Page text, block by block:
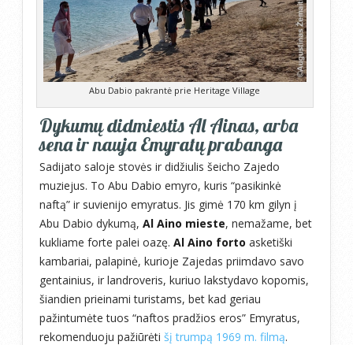
Abu Dabio pakrantė prie Heritage Village
Dykumų didmiestis Al Ainas, arba
sena ir nauja Emyratų prabanga
Sadijato saloje stovės ir didžiulis šeicho Zajedo
muziejus. To Abu Dabio emyro, kuris “pasikinkė
naftą” ir suvienijo emyratus. Jis gimė 170 km gilyn į
Abu Dabio dykumą, Al Aino mieste, nemažame, bet
kukliame forte palei oazę. Al Aino forto asketiški
kambariai, palapinė, kurioje Zajedas priimdavo savo
gentainius, ir landroveris, kuriuo lakstydavo kopomis,
šiandien prieinami turistams, bet kad geriau
pažintumėte tuos “naftos pradžios eros” Emyratus,
rekomenduoju pažiūrėti šį trumpą 1969 m. filmą.